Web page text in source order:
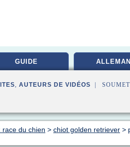
GUIDE
, AUTEURS DE VIDÉOS |
race du chien > chiot golden retriever >